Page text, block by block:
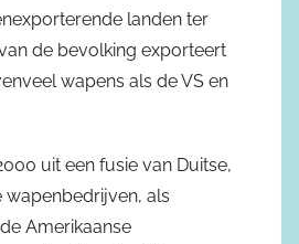
landen ter
de bevolking exporteert
wapens als de VS en
uit een fusie van Duitse,
wapenbedrijven, als
Amerikaanse